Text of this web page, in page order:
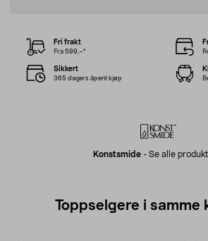
Konstsmide - Se alle
Fri frakt
Fra 599,–*
Sikkert
365 dagers åpent kjøp
Toppselgere i samme